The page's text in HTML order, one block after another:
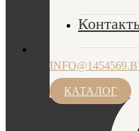
ПН-ЧТ: 9.00-
КАТАЛОГ